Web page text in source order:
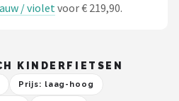
/ violetvoor € 219,90.
KINDERFIETSEN
Prijs: laag-hoog